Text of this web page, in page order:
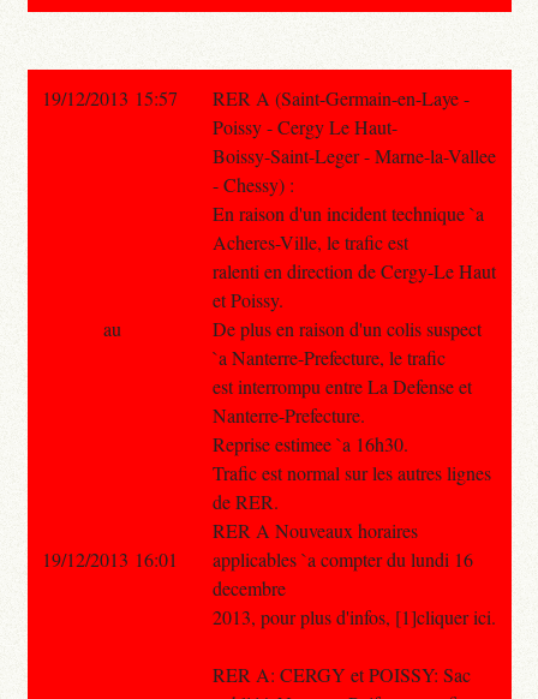
19/12/2013 15:57
RER A (Saint-Germain-en-Laye -
Poissy - Cergy Le Haut-
Boissy-Saint-Leger - Marne-la-Vallee
- Chessy) :
En raison d'un incident technique `a
Acheres-Ville, le trafic est
ralenti en direction de Cergy-Le Haut
et Poissy.
De plus en raison d'un colis suspect
`a Nanterre-Prefecture, le trafic
est interrompu entre La Defense et
Nanterre-Prefecture.
Reprise estimee `a 16h30.
Trafic est normal sur les autres lignes
de RER.
RER A Nouveaux horaires
applicables `a compter du lundi 16
decembre
2013, pour plus d'infos, [1]cliquer ici.
RER A: CERGY et POISSY: Sac
au
19/12/2013 16:01